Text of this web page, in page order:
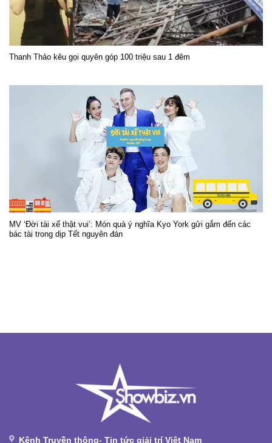
Thanh Thảo kêu gọi quyên góp 100 triệu sau 1 đêm
MV ‘Đời tài xế thật vui’: Món quà ý nghĩa Kyo York gửi gắm đến các
bác tài trong dịp Tết nguyên đán
Kênh Truyền thông- Tin tức giải trí Việt Nam